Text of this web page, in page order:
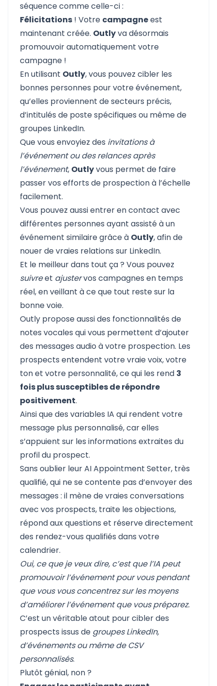
séquence comme celle-ci :
Félicitations ! Votre campagneest
maintenant créée. Outlyva désormais
promouvoir automatiquement votre
campagne !
En utilisant Outly, vous pouvez cibler les
bonnes personnes pour votre événement,
qu’elles proviennent de secteurs précis,
d’intitulés de poste spécifiques ou même de
groupes LinkedIn.
Que vous envoyiez des invitations à
l’événement ou des relances après
l’événement, Outlyvous permet de faire
passer vos efforts de prospection à l’échelle
facilement.
Vous pouvez aussi entrer en contact avec
différentes personnes ayant assisté à un
événement similaire grâce à Outly, afin de
nouer de vraies relations sur LinkedIn.
Et le meilleur dans tout ça ? Vous pouvez
suivreet ajustervos campagnes en temps
réel, en veillant à ce que tout reste sur la
bonne voie.
Outly propose aussi des fonctionnalités de
notes vocales qui vous permettent d’ajouter
des messages audio à votre prospection. Les
prospects entendent votre vraie voix, votre
ton et votre personnalité, ce qui les rend 3
fois plus susceptibles de répondre
positivement.
Ainsi que des variables IA qui rendent votre
message plus personnalisé, car elles
s’appuient sur les informations extraites du
profil du prospect.
Sans oublier leurAI Appointment Setter, très
qualifié, qui ne se contente pas d’envoyer des
messages : il mène de vraies conversations
avec vos prospects, traite les objections,
répond aux questions et réserve directement
des rendez-vous qualifiés dans votre
calendrier.
Oui, ce que je veux dire, c’est que l’IA peut
promouvoir l’événement pour vous pendant
que vous vous concentrez sur les moyens
d’améliorer l’événement que vous préparez.
C’est un véritable atout pour cibler des
prospects issus de groupes LinkedIn,
d’événements ou même de CSV
personnalisés.
Plutôt génial, non ?